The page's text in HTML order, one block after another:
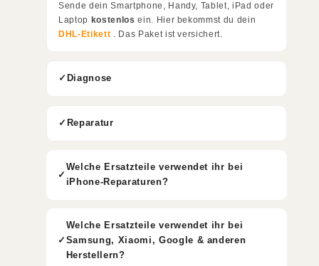
Sende dein Smartphone, Handy, Tablet, iPad oder
Laptop kostenlos ein. Hier bekommst du dein
DHL-Etikett . Das Paket ist versichert.
Diagnose
Reparatur
Welche Ersatzteile verwendet ihr bei
iPhone-Reparaturen?
Welche Ersatzteile verwendet ihr bei
Samsung, Xiaomi, Google & anderen
Herstellern?